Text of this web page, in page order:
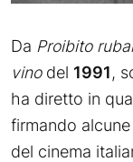
Da Proibito
vinodel 1991,
ha diretto in
firmando
del cinema